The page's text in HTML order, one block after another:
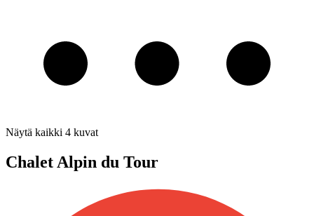
Näytä kaikki 4 kuvat
Chalet Alpin du Tour